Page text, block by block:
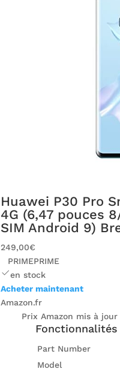
Huawei P30 Pro
4G (6,47 pouces
SIM Android 9)
249,00€
PRIMEPRIME
en stock
Acheter maintenant
Amazon.fr
Prix ​​Amazon mis à
Fonctionnalités
Part Number
Model